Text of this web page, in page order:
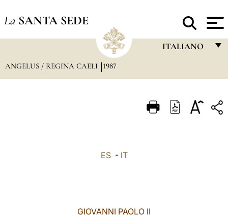
La SANTA SEDE
ITALIANO
ITALIANO
ANGELUS / REGINA CAELI 1987
ES- IT
GIOVANNI PAOLO II